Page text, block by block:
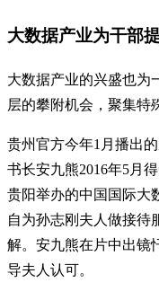
大数据产业为干部
大数据产业的兴盛也为
层的攀附机会，聚集特
贵州官方今年1月播出
书长安九熊2016年5月
贵阳举办的中国国际大
自为孙志刚夫人做接待
解。安九熊在片中出镜
导夫人认可。